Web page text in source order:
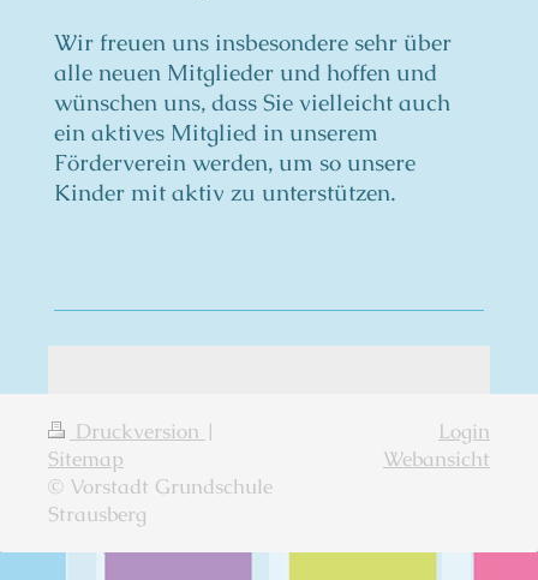
Wir freuen uns insbesondere sehr über
alle neuen Mitglieder und hoffen und
wünschen uns, dass Sie vielleicht auch
ein aktives Mitglied in unserem
Förderverein werden, um so unsere
Kinder mit aktiv zu unterstützen.
Druckversion |
Sitemap
© Vorstadt Grundschule
Strausberg
Login
Webansicht